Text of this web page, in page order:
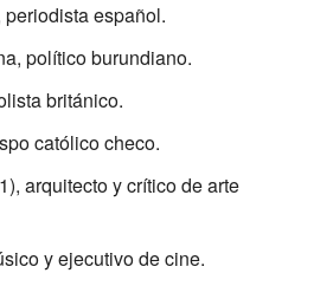
español.
político burundiano.
británico.
católico checo.
arquitecto y crítico de arte
y ejecutivo de cine.